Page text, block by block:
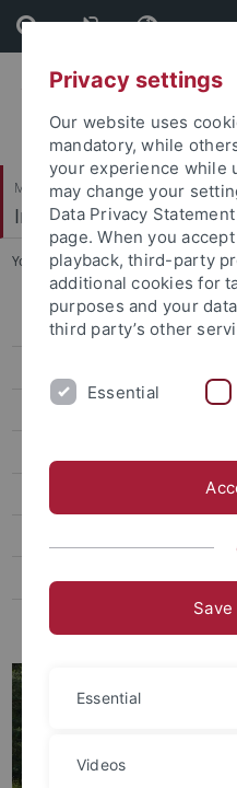
Skip
to
content
Skip
to
footer
Mathematisch-
Institut für Evolution
You are here: Startseite ...
MitarbeiterInnen
Lehre
Seminare
Privacy settings
Our website uses
mandatory, while
your experience while
may change your
Data Privacy
page. When you
playback, third-party
additional cookies for
purposes and your
third party’s other
Essential
Essential
Videos